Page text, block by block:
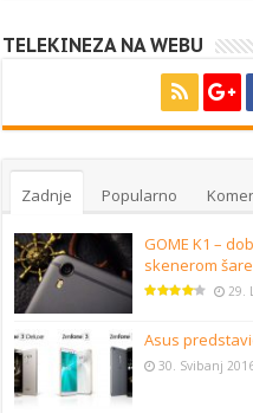
TELEKINEZA NA WEBU
Zadnje Popularno
GOME K1 –
skenerom
29.
Asus
30. Svibanj